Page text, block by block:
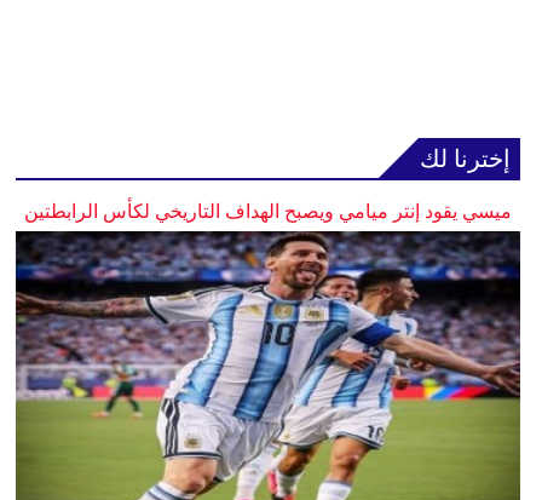
إخترنا لك
ميسي يقود إنتر ميامي ويصبح الهداف التاريخي لكأس الرابطتين